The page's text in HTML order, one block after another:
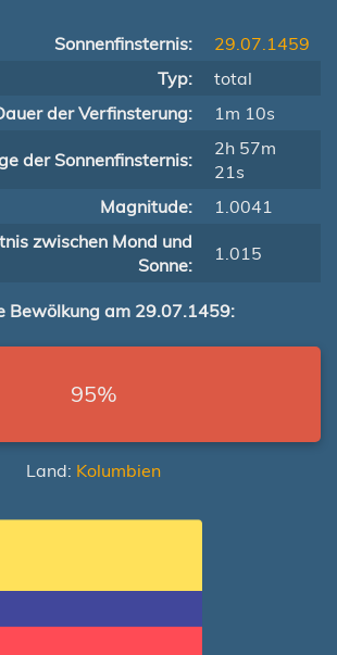
Sonnenfinsternis:
29.07.1459
Typ:
total
der Verfinsterung:
1m 10s
der Sonnenfinsternis:
2h 57m
21s
Magnitude:
1.0041
zwischen Mond und
Sonne:
1.015
Bewölkung am 29.07.1459:
95%
Land: Kolumbien